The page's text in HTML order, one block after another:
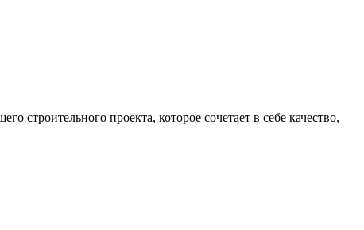
проекта, которое сочетает в себе качество,